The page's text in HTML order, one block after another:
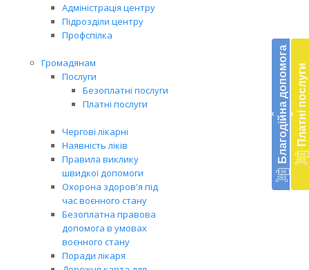
Адміністрація центру
Підрозділи центру
Профспілка
Громадянам
Послуги
Безоплатні послуги
Платні послуги
Чергові лікарні
Наявність ліків
Правила виклику
швидкої допомоги
Охорона здоров'я під
час воєнного стану
Безоплатна правова
допомога в умовах
воєнного стану
Поради лікаря
‹ Благодійна допомога ‹ Платні послуги